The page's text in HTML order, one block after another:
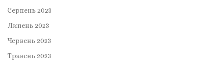
Серпень 2023
Липень 2023
Червень 2023
Травень 2023